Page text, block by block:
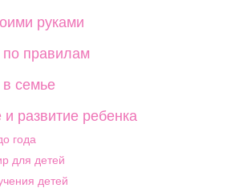
руками
правилам
семье
и развитие ребенка
года
для детей
детей